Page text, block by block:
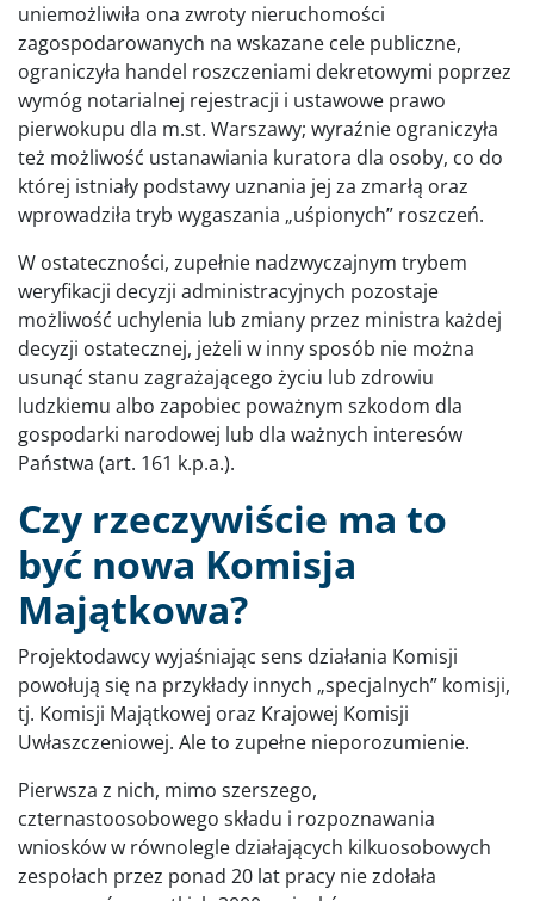
uniemożliwiła ona zwroty nieruchomości
zagospodarowanych na wskazane cele publiczne,
ograniczyła handel roszczeniami dekretowymi poprzez
wymóg notarialnej rejestracji i ustawowe prawo
pierwokupu dla m.st. Warszawy; wyraźnie ograniczyła
też możliwość ustanawiania kuratora dla osoby, co do
której istniały podstawy uznania jej za zmarłą oraz
wprowadziła tryb wygaszania „uśpionych” roszczeń.
W ostateczności, zupełnie nadzwyczajnym trybem
weryfikacji decyzji administracyjnych pozostaje
możliwość uchylenia lub zmiany przez ministra każdej
decyzji ostatecznej, jeżeli w inny sposób nie można
usunąć stanu zagrażającego życiu lub zdrowiu
ludzkiemu albo zapobiec poważnym szkodom dla
gospodarki narodowej lub dla ważnych interesów
Państwa (art. 161 k.p.a.).
Czy rzeczywiście ma to
być nowa Komisja
Majątkowa?
Projektodawcy wyjaśniając sens działania Komisji
powołują się na przykłady innych „specjalnych” komisji,
tj. Komisji Majątkowej oraz Krajowej Komisji
Uwłaszczeniowej. Ale to zupełne nieporozumienie.
Pierwsza z nich, mimo szerszego,
czternastoosobowego składu i rozpoznawania
wniosków w równolegle działających kilkuosobowych
zespołach przez ponad 20 lat pracy nie zdołała